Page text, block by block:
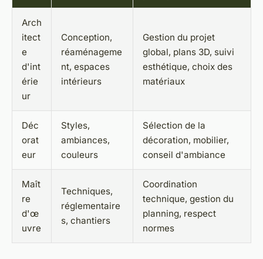
Arch
itect
e
d'int
érie
ur
Conception,
réaménageme
nt, espaces
intérieurs
Gestion du projet
global, plans 3D, suivi
esthétique, choix des
matériaux
Déc
orat
eur
Styles,
ambiances,
couleurs
Sélection de la
décoration, mobilier,
conseil d'ambiance
Maît
re
d'œ
uvre
Techniques,
réglementaire
s, chantiers
Coordination
technique, gestion du
planning, respect
normes